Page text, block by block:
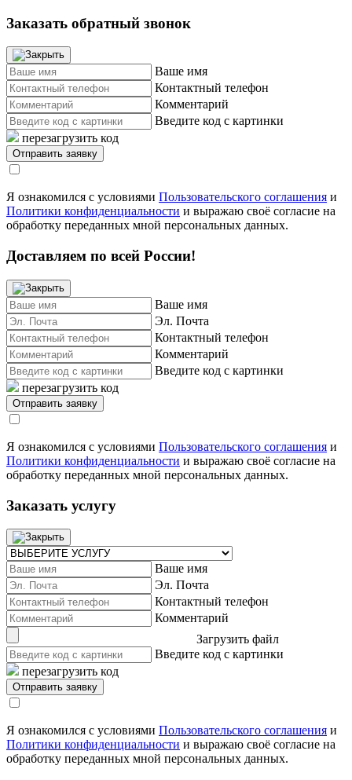
Заказать обратный звонок
Ваше имя
Контактный телефон
Комментарий
Введите код с картинки
перезагрузить код
Я ознакомился с условиями Пользовательского соглашения и
Политики конфиденциальности и выражаю своё согласие на
обработку переданных мной персональных данных.
Доставляем по всей России!
Ваше имя
Эл. Почта
Контактный телефон
Комментарий
Введите код с картинки
перезагрузить код
Я ознакомился с условиями Пользовательского соглашения и
Политики конфиденциальности и выражаю своё согласие на
обработку переданных мной персональных данных.
Заказать услугу
Ваше имя
Эл. Почта
Контактный телефон
Комментарий
Загрузить файл
Введите код с картинки
перезагрузить код
Я ознакомился с условиями Пользовательского соглашения и
Политики конфиденциальности и выражаю своё согласие на
обработку переданных мной персональных данных.